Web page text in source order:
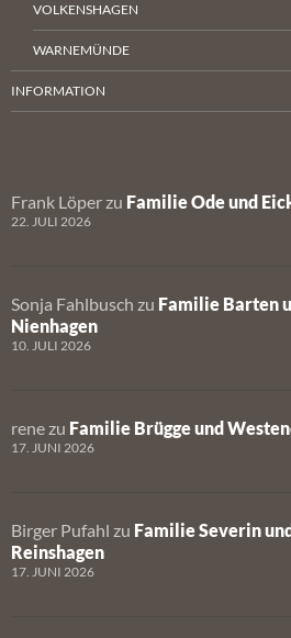
VOLKENSHAGEN
WARNEMÜNDE
INFORMATION
Frank Löper zu Familie Ode und
22. JULI 2026
Sonja Fahlbusch zu Familie Barten
Nienhagen
10. JULI 2026
rene zu Familie Brügge und
17. JUNI 2026
Birger Pufahl zu Familie Severin
Reinshagen
17. JUNI 2026